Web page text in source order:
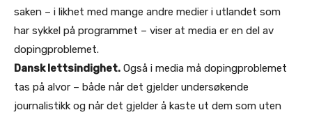
saken – i likhet med mange andre medier i utlandet som
har sykkel på programmet – viser at media er en del av
dopingproblemet.
Dansk lettsindighet. Også i media må dopingproblemet
tas på alvor – både når det gjelder undersøkende
journalistikk og når det gjelder å kaste ut dem som uten